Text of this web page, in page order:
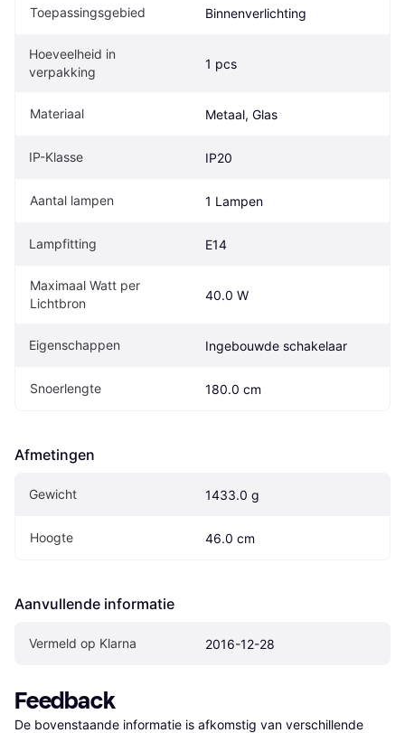
Toepassingsgebied Binnenverlichting
Hoeveelheid in
verpakking
1 pcs
Materiaal Metaal, Glas
IP-Klasse IP20
Aantal lampen 1 Lampen
Lampfitting E14
Maximaal Watt per
Lichtbron
40.0 W
Eigenschappen Ingebouwde schakelaar
Snoerlengte 180.0 cm
Afmetingen
Gewicht 1433.0 g
Hoogte 46.0 cm
Aanvullende informatie
Vermeld op Klarna 2016-12-28
Feedback
De bovenstaande informatie is afkomstig van verschillende